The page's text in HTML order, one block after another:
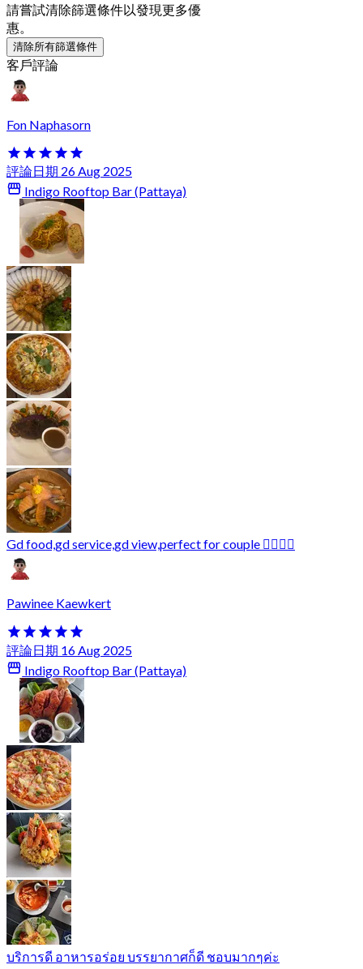
請嘗試清除篩選條件以發現更多優
惠。
清除所有篩選條件
客戶評論
Fon Naphasorn
評論日期 26 Aug 2025
Indigo Rooftop Bar (Pattaya)
Gd food,gd service,gd view,perfect for couple 👍🏻👏🏻
Pawinee Kaewkert
評論日期 16 Aug 2025
Indigo Rooftop Bar (Pattaya)
บริการดี อาหารอร่อย บรรยากาศก็ดี ชอบมากๆค่ะ